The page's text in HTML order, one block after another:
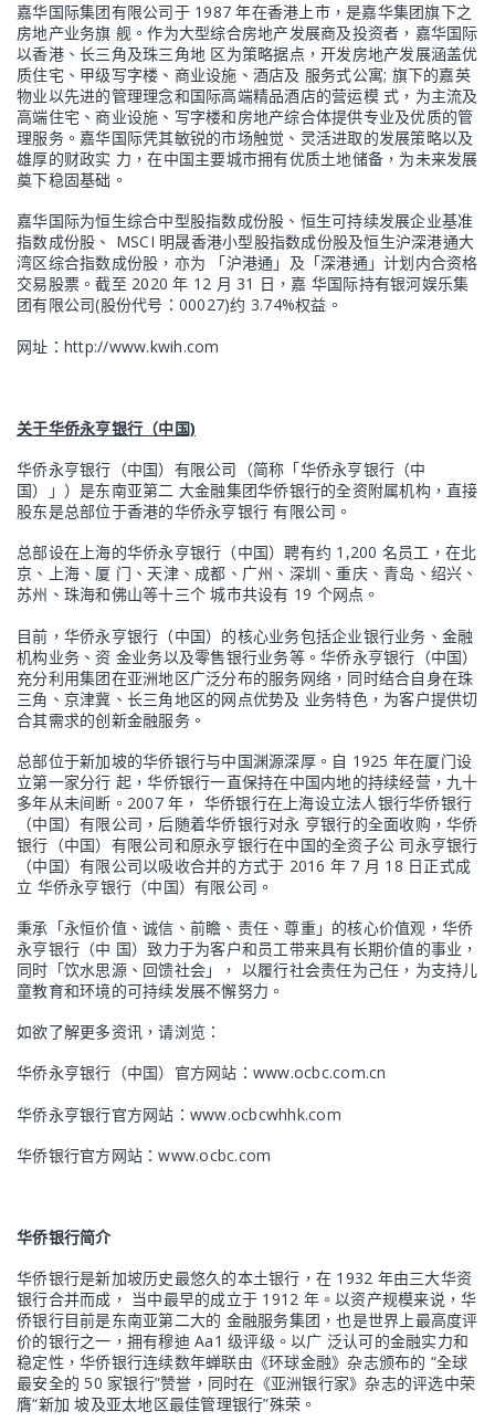
嘉华国际集团有限公司于 1987 年在香港上市，是嘉华集团旗下之
房地产业务旗 舰。作为大型综合房地产发展商及投资者，嘉华国际
以香港、长三角及珠三角地 区为策略据点，开发房地产发展涵盖优
质住宅、甲级写字楼、商业设施、酒店及 服务式公寓; 旗下的嘉英
物业以先进的管理理念和国际高端精品酒店的营运模 式，为主流及
高端住宅、商业设施、写字楼和房地产综合体提供专业及优质的管
理服务。嘉华国际凭其敏锐的市场触觉、灵活进取的发展策略以及
雄厚的财政实 力，在中国主要城市拥有优质土地储备，为未来发展
奠下稳固基础。
嘉华国际为恒生综合中型股指数成份股、恒生可持续发展企业基准
指数成份股、 MSCI 明晟香港小型股指数成份股及恒生沪深港通大
湾区综合指数成份股，亦为 「沪港通」及「深港通」计划内合资格
交易股票。截至 2020 年 12 月 31 日，嘉 华国际持有银河娱乐集
团有限公司(股份代号：00027)约 3.74%权益。
网址：http://www.kwih.com
关于华侨永亨银行（中国)
华侨永亨银行（中国）有限公司（简称「华侨永亨银行（中
国）」）是东南亚第二 大金融集团华侨银行的全资附属机构，直接
股东是总部位于香港的华侨永亨银行 有限公司。
总部设在上海的华侨永亨银行（中国）聘有约 1,200 名员工，在北
京、上海、厦 门、天津、成都、广州、深圳、重庆、青岛、绍兴、
苏州、珠海和佛山等十三个 城市共设有 19 个网点。
目前，华侨永亨银行（中国）的核心业务包括企业银行业务、金融
机构业务、资 金业务以及零售银行业务等。华侨永亨银行（中国）
充分利用集团在亚洲地区广泛分布的服务网络，同时结合自身在珠
三角、京津冀、长三角地区的网点优势及 业务特色，为客户提供切
合其需求的创新金融服务。
总部位于新加坡的华侨银行与中国渊源深厚。自 1925 年在厦门设
立第一家分行 起，华侨银行一直保持在中国内地的持续经营，九十
多年从未间断。2007 年， 华侨银行在上海设立法人银行华侨银行
（中国）有限公司，后随着华侨银行对永 亨银行的全面收购，华侨
银行（中国）有限公司和原永亨银行在中国的全资子公 司永亨银行
（中国）有限公司以吸收合并的方式于 2016 年 7 月 18 日正式成
立 华侨永亨银行（中国）有限公司。
秉承「永恒价值、诚信、前瞻、责任、尊重」的核心价值观，华侨
永亨银行（中 国）致力于为客户和员工带来具有长期价值的事业，
同时「饮水思源、回馈社会」， 以履行社会责任为己任，为支持儿
童教育和环境的可持续发展不懈努力。
如欲了解更多资讯，请浏览：
华侨永亨银行（中国）官方网站：www.ocbc.com.cn
华侨永亨银行官方网站：www.ocbcwhhk.com
华侨银行官方网站：www.ocbc.com
华侨银行简介
华侨银行是新加坡历史最悠久的本土银行，在 1932 年由三大华资
银行合并而成， 当中最早的成立于 1912 年。以资产规模来说，华
侨银行目前是东南亚第二大的 金融服务集团，也是世界上最高度评
价的银行之一，拥有穆迪 Aa1 级评级。以广 泛认可的金融实力和
稳定性，华侨银行连续数年蝉联由《环球金融》杂志颁布的 “全球
最安全的 50 家银行”赞誉，同时在《亚洲银行家》杂志的评选中荣
膺“新加 坡及亚太地区最佳管理银行”殊荣。